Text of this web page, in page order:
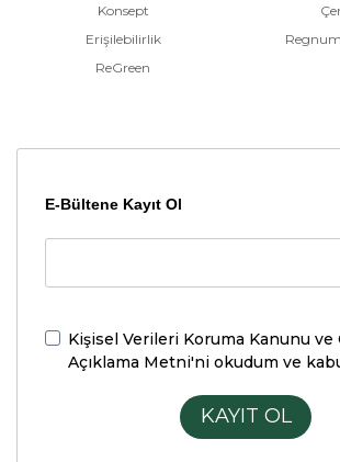
Konsept
Erişilebilirlik
ReGreen
E-Bültene Kayıt Ol
Kişisel Verileri Koruma Kanunu ve
Açıklama Metni'ni okudum ve
KAYIT OL